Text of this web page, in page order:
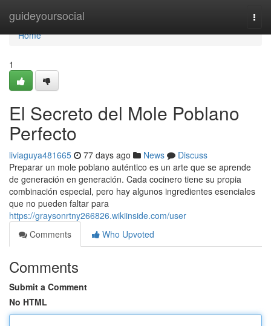
guideyoursocial
Home
Home
1
El Secreto del Mole Poblano
Perfecto
liviaguya481665 77 days ago News
Discuss
Preparar un mole poblano auténtico es un arte que se aprende
de generación en generación. Cada cocinero tiene su propia
combinación especial, pero hay algunos ingredientes esenciales
que no pueden faltar para
https://graysonrtny266826.wikiinside.com/user
Comments
Who Upvoted
Comments
Submit a Comment
No HTML